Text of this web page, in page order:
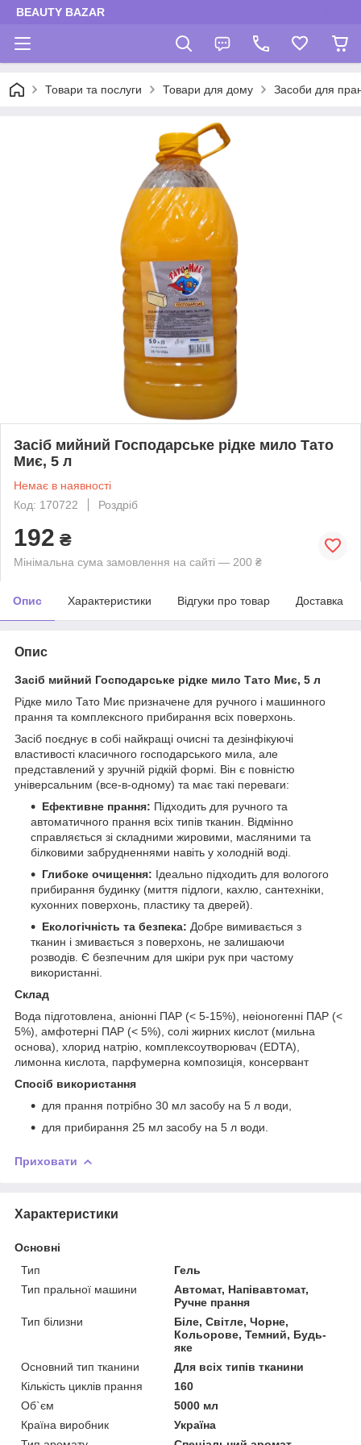
BEAUTY BAZAR
Товари та послуги Товари для дому Засоби для
Засіб мийний Господарське рідке мило Тато
Миє, 5 л
Немає в наявності
Код: 170722
Роздріб
192 ₴
Мінімальна сума замовлення на сайті — 200 ₴
Опис Характеристики Відгуки про товар Доставка
Опис
Засіб мийний Господарське рідке мило Тато Миє, 5 л
Рідке мило Тато Миє призначене для ручного і машинного
прання та комплексного прибирання всіх поверхонь.
Засіб поєднує в собі найкращі очисні та дезінфікуючі
властивості класичного господарського мила, але
представлений у зручній рідкій формі. Він є повністю
універсальним (все-в-одному) та має такі переваги:
Ефективне прання: Підходить для ручного та
автоматичного прання всіх типів тканин. Відмінно
справляється зі складними жировими, масляними та
білковими забрудненнями навіть у холодній воді.
Глибоке очищення: Ідеально підходить для вологого
прибирання будинку (миття підлоги, кахлю, сантехніки,
кухонних поверхонь, пластику та дверей).
Екологічність та безпека: Добре вимивається з
тканин і змивається з поверхонь, не залишаючи
розводів. Є безпечним для шкіри рук при частому
використанні.
Склад
Вода підготовлена, аніонні ПАР (< 5-15%), неіоногенні ПАР (<
5%), амфотерні ПАР (< 5%), солі жирних кислот (мильна
основа), хлорид натрію, комплексоутворювач (EDTA),
лимонна кислота, парфумерна композиція, консервант
Спосіб використання
для прання потрібно 30 мл засобу на 5 л води,
для прибирання 25 мл засобу на 5 л води.
Приховати
Характеристики
Основні
Тип
Гель
Тип пральної машини
Автомат, Напівавтомат,
Ручне прання
Тип білизни
Біле, Світле, Чорне,
Кольорове, Темний, Будь-
яке
Основний тип тканини
Для всіх типів тканини
Кількість циклів прання
160
Об`єм
5000 мл
Країна виробник
Україна